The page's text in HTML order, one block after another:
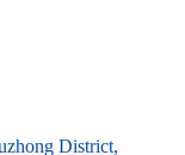
District,